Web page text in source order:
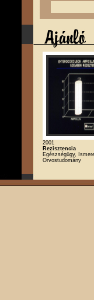
2001
Rezisztencia
Egészségügy,
Orvostudomány